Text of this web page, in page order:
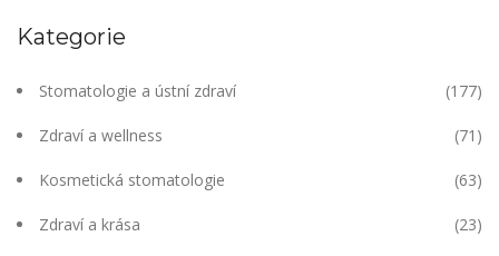
Kategorie
Stomatologie a ústní zdraví (177)
Zdraví a wellness (71)
Kosmetická stomatologie (63)
Zdraví a krása (23)